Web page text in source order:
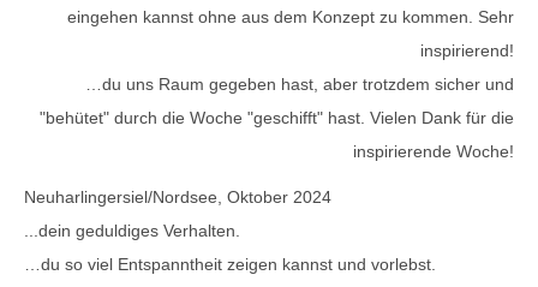
eingehen kannst ohne aus dem Konzept zu kommen. Sehr
inspirierend!
…du uns Raum gegeben hast, aber trotzdem sicher und
"behütet" durch die Woche "geschifft" hast. Vielen Dank für die
inspirierende Woche!
Neuharlingersiel/Nordsee, Oktober 2024
...dein geduldiges Verhalten.
…du so viel Entspanntheit zeigen kannst und vorlebst.